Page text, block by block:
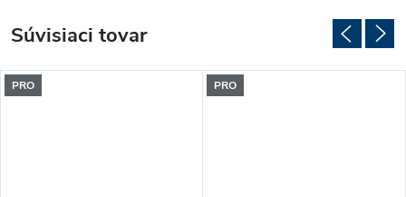
Súvisiaci tovar
PRO PRO